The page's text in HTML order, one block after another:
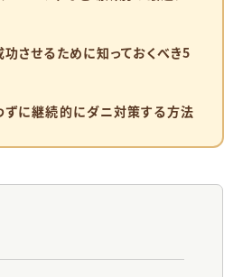
させるために知っておくべき5
ずに継続的にダニ対策する方法